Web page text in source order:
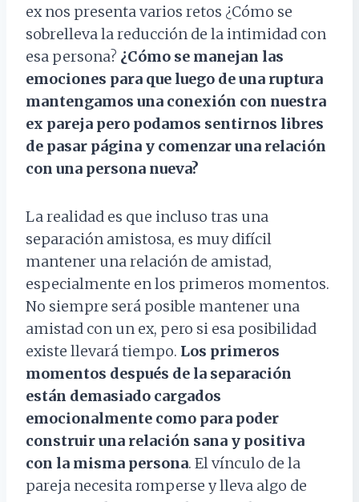
ex nos presenta varios retos ¿Cómo se
sobrelleva la reducción de la intimidad con
esa persona? ¿Cómo se manejan las
emociones para que luego de una ruptura
mantengamos una conexión con nuestra
ex pareja pero podamos sentirnos libres
de pasar página y comenzar una relación
con una persona nueva?
La realidad es que incluso tras una
separación amistosa, es muy difícil
mantener una relación de amistad,
especialmente en los primeros momentos.
No siempre será posible mantener una
amistad con un ex, pero si esa posibilidad
existe llevará tiempo. Los primeros
momentos después de la separación
están demasiado cargados
emocionalmente como para poder
construir una relación sana y positiva
con la misma persona. El vínculo de la
pareja necesita romperse y lleva algo de